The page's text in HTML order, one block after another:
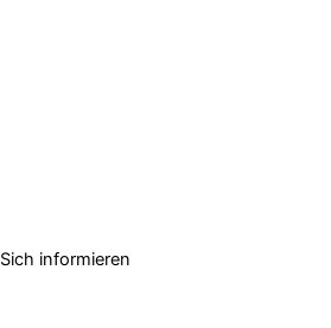
Sich informieren